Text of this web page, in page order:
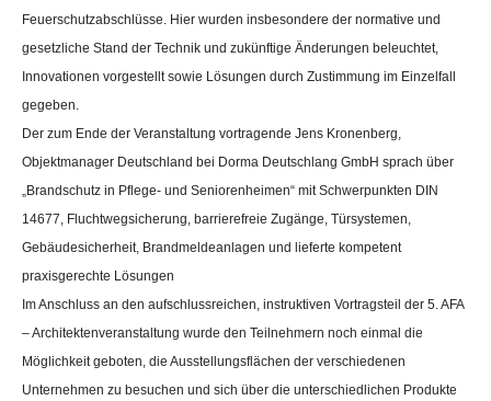
Feuerschutzabschlüsse. Hier wurden insbesondere der normative und
gesetzliche Stand der Technik und zukünftige Änderungen beleuchtet,
Innovationen vorgestellt sowie Lösungen durch Zustimmung im Einzelfall
gegeben.
Der zum Ende der Veranstaltung vortragende Jens Kronenberg,
Objektmanager Deutschland bei Dorma Deutschlang GmbH sprach über
„Brandschutz in Pflege- und Seniorenheimen“ mit Schwerpunkten DIN
14677, Fluchtwegsicherung, barrierefreie Zugänge, Türsystemen,
Gebäudesicherheit, Brandmeldeanlagen und lieferte kompetent
praxisgerechte Lösungen
Im Anschluss an den aufschlussreichen, instruktiven Vortragsteil der 5. AFA
– Architektenveranstaltung wurde den Teilnehmern noch einmal die
Möglichkeit geboten, die Ausstellungsflächen der verschiedenen
Unternehmen zu besuchen und sich über die unterschiedlichen Produkte